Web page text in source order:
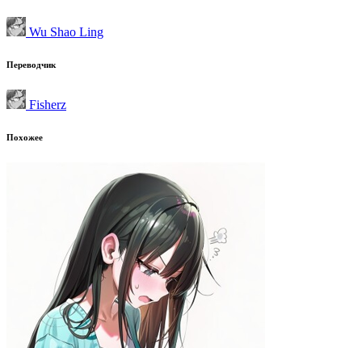
Wu Shao Ling
Переводчик
Fisherz
Похожее